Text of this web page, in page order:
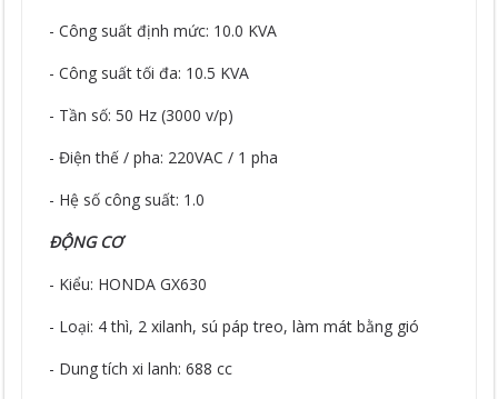
- Công suất định mức: 10.0 KVA
- Công suất tối đa: 10.5 KVA
- Tần số: 50 Hz (3000 v/p)
- Điện thế / pha: 220VAC / 1 pha
- Hệ số công suất: 1.0
ĐỘNG CƠ
- Kiểu: HONDA GX630
- Loại: 4 thì, 2 xilanh, sú páp treo, làm mát bằng gió
- Dung tích xi lanh: 688 cc